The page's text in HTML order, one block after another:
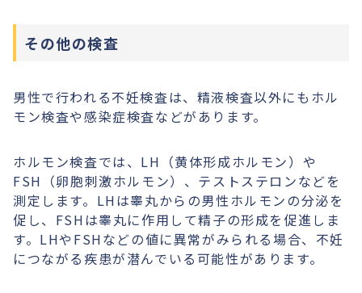
その他の検査
男性で行われる不妊検査は、精液検査以外にもホル
モン検査や感染症検査などがあります。
ホルモン検査では、LH（黄体形成ホルモン）や
FSH（卵胞刺激ホルモン）、テストステロンなどを
測定します。LHは睾丸からの男性ホルモンの分泌を
促し、FSHは睾丸に作用して精子の形成を促進しま
す。LHやFSHなどの値に異常がみられる場合、不妊
につながる疾患が潜んでいる可能性があります。